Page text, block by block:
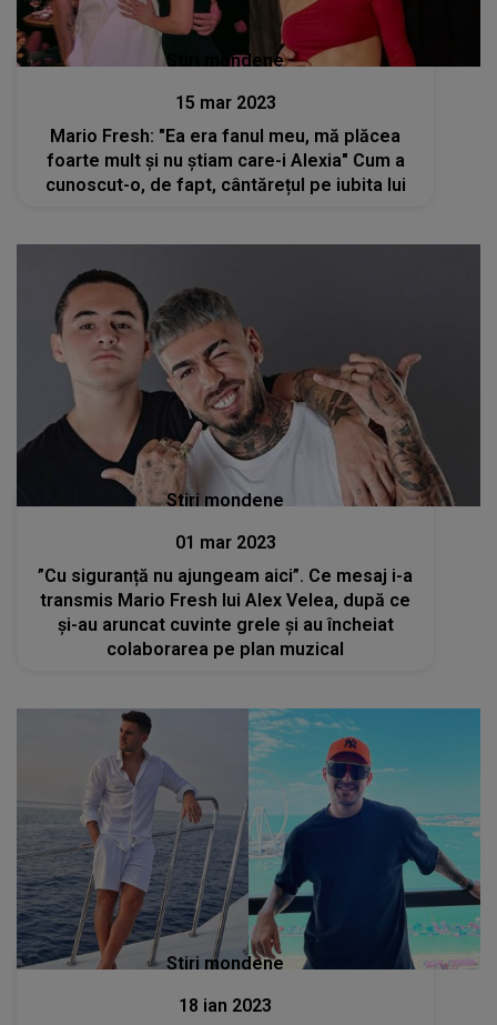
Stiri mondene
15 mar 2023
Mario Fresh: "Ea era fanul meu, mă plăcea
foarte mult și nu știam care-i Alexia" Cum a
cunoscut-o, de fapt, cântărețul pe iubita lui
Stiri mondene
01 mar 2023
”Cu siguranță nu ajungeam aici”. Ce mesaj i-a
transmis Mario Fresh lui Alex Velea, după ce
și-au aruncat cuvinte grele și au încheiat
colaborarea pe plan muzical
Stiri mondene
18 ian 2023